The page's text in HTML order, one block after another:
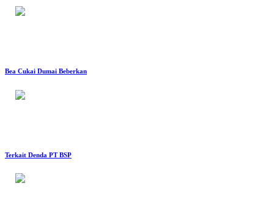
Bea Cukai Dumai Beberkan
Terkait Denda PT BSP